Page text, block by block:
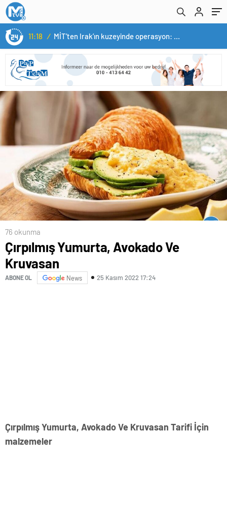
11:18 / MİT’ten Irak’ın kuzeyinde operasyon: Ramazan Güneş Türkiye’ye getirildi
76 okunma
Çırpılmış Yumurta, Avokado Ve
Kruvasan
ABONE OL News 25 Kasım 2022 17:24
Çırpılmış Yumurta, Avokado Ve Kruvasan Tarifi İçin
malzemeler